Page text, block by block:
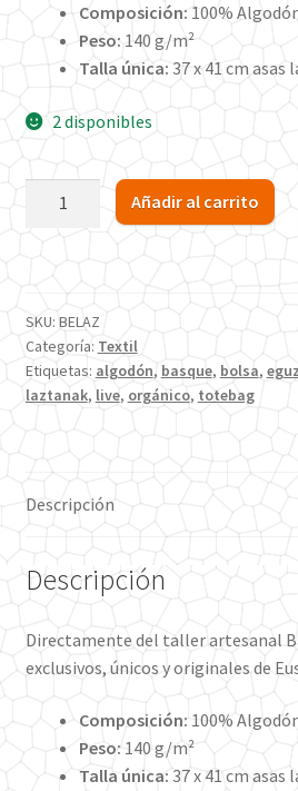
Composición: 100%
Peso:140 g/m²
Talla única: 37 x 41 cm asas
2 disponibles
Laztanak
Algodón
Orgánico
TOTE
BAG
cantidad
Añadir al carrito
SKU: BELAZ
Categoría: Textil
Etiquetas: algodón, basque, bolsa,
laztanak, live, orgánico, totebag
Descripción
Descripción
Directamente del taller artesanal
exclusivos, únicos y originales de
Composición:100%
Peso: 140 g/m²
Talla única:37 x 41 cm asas